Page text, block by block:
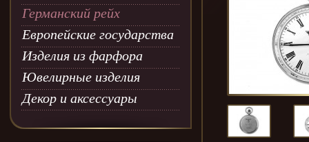
Германский рейх
Европейские государства
Изделия из фарфора
Ювелирные изделия
Декор и аксессуары